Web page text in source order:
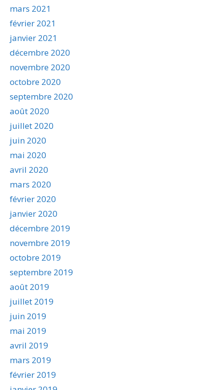
mars 2021
février 2021
janvier 2021
décembre 2020
novembre 2020
octobre 2020
septembre 2020
août 2020
juillet 2020
juin 2020
mai 2020
avril 2020
mars 2020
février 2020
janvier 2020
décembre 2019
novembre 2019
octobre 2019
septembre 2019
août 2019
juillet 2019
juin 2019
mai 2019
avril 2019
mars 2019
février 2019